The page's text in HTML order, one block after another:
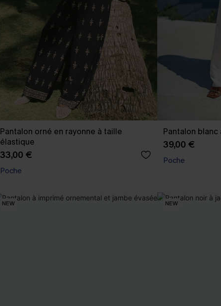
Pantalon orné en rayonne à taille
élastique
33,00 €
Poche
Pantalon
39,00 €
Poche
NEW NEW